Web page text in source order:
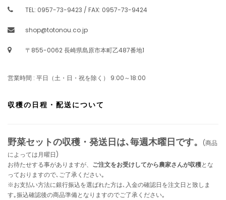
TEL: 0957-73-9423 / FAX: 0957-73-9424
shop@totonou.co.jp
〒855-0062 長崎県島原市本町乙487番地1
営業時間 : 平日（土・日・祝を除く） 9:00～18:00
収穫の日程・配送について
野菜セットの収穫・発送日は､毎週木曜日です。
(商品
によっては月曜日)
お待たせする事がありますが、 ご注文をお受けしてから農家さんが収穫とな
っておりますので､ご了承ください｡
※お支払い方法に銀行振込を選ばれた方は､入金の確認日を注文日と致しま
す｡振込確認後の商品準備となりますのでご了承ください｡